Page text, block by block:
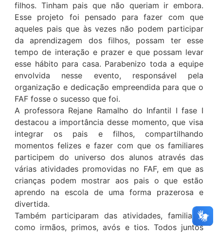
filhos. Tinham pais que não queriam ir embora.
Esse projeto foi pensado para fazer com que
aqueles pais que às vezes não podem participar
da aprendizagem dos filhos, possam ter esse
tempo de interação e prazer e que possam levar
esse hábito para casa. Parabenizo toda a equipe
envolvida nesse evento, responsável pela
organização e dedicação empreendida para que o
FAF fosse o sucesso que foi.
A professora Rejane Ramalho do Infantil I fase I
destacou a importância desse momento, que visa
integrar os pais e filhos, compartilhando
momentos felizes e fazer com que os familiares
participem do universo dos alunos através das
várias atividades promovidas no FAF, em que as
crianças podem mostrar aos pais o que estão
aprendo na escola de uma forma prazerosa e
divertida.
Também participaram das atividades, familiares
como irmãos, primos, avós e tios. Todos juntos